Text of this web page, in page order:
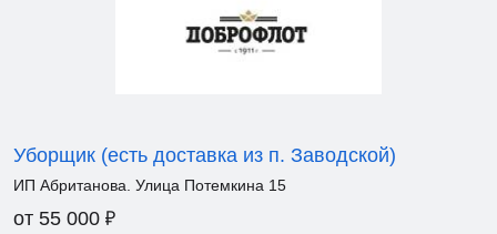
Уборщик (есть доставка из п. Заводской)
ИП Абританова. Улица Потемкина 15
от 55 000 ₽